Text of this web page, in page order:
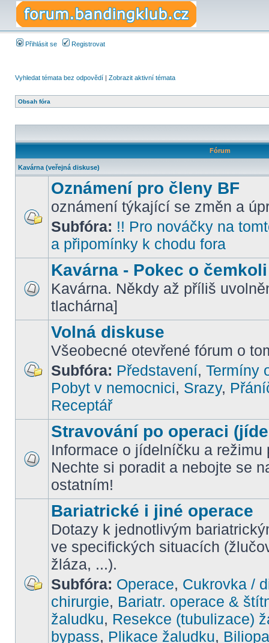
Přihlásit se Registrovat
Vyhledat témata bez odpovědí | Zobrazit aktivní témata
Obsah fóra
Fórum
Kavárna (veřejná diskuse)
Oznámení pro členy BF
oznámení týkající se změn a
Subfóra: !! Pro nováčky na
a připomínky k chodu fora
Kavárna - Pokec o čemkoli
Kavárna. Někdy až příliš
tlachárna]
Volná diskuse
Všeobecné otevřené fórum o
Subfóra: Představení, Termíny
Pobyt v nemocnici, Srazy,
Receptář
Stravování po operaci
Informace o jídelníčku a režimu
Nechte si poradit a nebojte se
ostatním!
Bariatrické i jiné operace
Dotazy k jednotlivým
ve specifických situacích
žláza, ...).
Subfóra: Operace, Cukrovka /
chirurgie, Bariatr. operace &
žaludku, Resekce (tubulizace)
bypass, Plikace žaludku,